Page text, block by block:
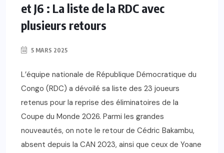
et J6 : La liste de la RDC avec
plusieurs retours
5 MARS 2025
L’équipe nationale de République Démocratique du
Congo (RDC) a dévoilé sa liste des 23 joueurs
retenus pour la reprise des éliminatoires de la
Coupe du Monde 2026. Parmi les grandes
nouveautés, on note le retour de Cédric Bakambu,
absent depuis la CAN 2023, ainsi que ceux de Yoane